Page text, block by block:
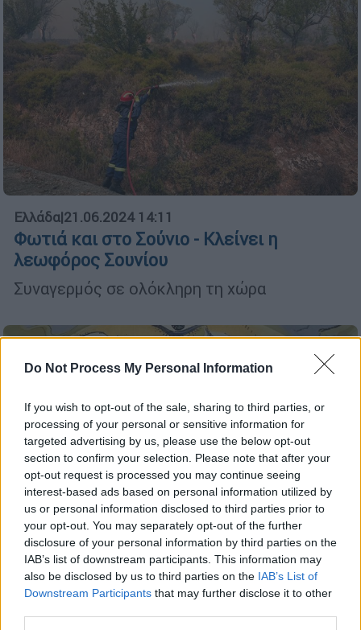
Do Not Process My Personal Information
If you wish to opt-out of the sale, sharing to third parties, or
processing of your personal or sensitive information for
targeted advertising by us, please use the below opt-out
section to confirm your selection. Please note that after your
opt-out request is processed you may continue seeing
interest-based ads based on personal information utilized by
us or personal information disclosed to third parties prior to
your opt-out. You may separately opt-out of the further
disclosure of your personal information by third parties on the
IAB’s list of downstream participants. This information may
also be disclosed by us to third parties on the IAB’s List of
Downstream Participants that may further disclose it to other
Ελλάδα|21.06.2024 14:11
Φωτιά και στο Σούνιο - Κλείνει η
λεωφόρος Σουνίου
Συναγερμός σε ολόκληρη τη χώρα
Πολιτισμός|29.05.2024 19:17